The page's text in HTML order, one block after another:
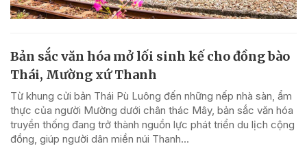
Bản sắc văn hóa mở lối sinh kế cho đồng bào
Thái, Mường xứ Thanh
Từ khung cửi bản Thái Pù Luông đến những nếp nhà sàn, ẩm
thực của người Mường dưới chân thác Mây, bản sắc văn hóa
truyền thống đang trở thành nguồn lực phát triển du lịch cộng
đồng, giúp người dân miền núi Thanh...